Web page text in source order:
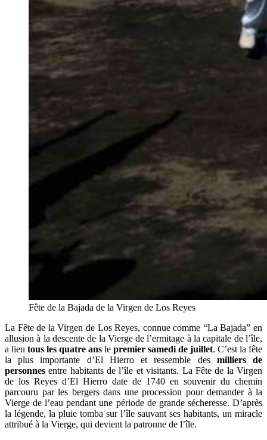
Fête de la Bajada de la Virgen de Los Reyes
La Fête de la Virgen de Los Reyes, connue comme “La Bajada” en
allusion à la descente de la Vierge de l’ermitage à la capitale de l’île,
a lieu tous les quatre ans le premier samedi de juillet. C’est la fête
la plus importante d’El Hierro et ressemble des milliers de
personnes entre habitants de l’île et visitants. La Fête de la Virgen
de los Reyes d’El Hierro date de 1740 en souvenir du chemin
parcouru par les bergers dans une procession pour demander à la
Vierge de l’eau pendant une période de grande sécheresse. D’après
la légende, la pluie tomba sur l’île sauvant ses habitants, un miracle
attribué à la Vierge, qui devient la patronne de l’île.